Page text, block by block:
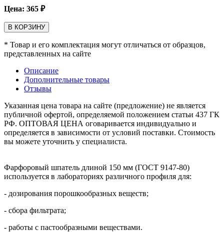
Цена: 365 ₽
В КОРЗИНУ
* Товар и его комплектация могут отличаться от образцов,
представленных на сайте
Описание
Дополнительные товары
Отзывы
Указанная цена товара на сайте (предложение) не является
публичной офертой, определяемой положением статьи 437 ГК
РФ. ОПТОВАЯ ЦЕНА оговаривается индивидуально и
определяется в зависимости от условий поставки. Стоимость
вы можете уточнить у специалиста.
Фарфоровый шпатель длиной 150 мм (ГОСТ 9147-80)
используется в лабораториях различного профиля для:
- дозирования порошкообразных веществ;
- сбора фильтрата;
- работы с пастообразными веществами.